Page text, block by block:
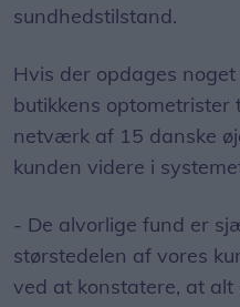
sundhedstilstand.
Hvis der opdages
butikkens optometrister
netværk af 15 danske
kunden videre i
- De alvorlige fund er
størstedelen af vores
ved at konstatere, at